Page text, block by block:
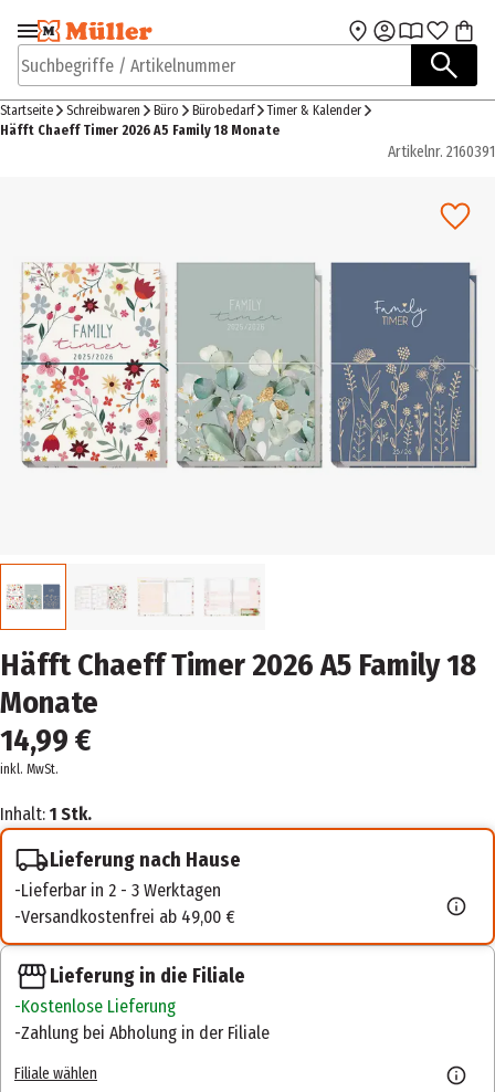
Zur Navigation
springen
Zum Hauptinhalt
Suchbegriffe / Artikelnummer
Startseite Schreibwaren Büro Bürobedarf
Timer & Kalender
Häfft Chaeff Timer 2026 A5 Family 18 Monate
Artikelnr. 2160391
Häfft Chaeff Timer 2026 A5 Family 18
Monate
14,99 €
inkl. MwSt.
Inhalt: 1 Stk.
Lieferung nach Hause
Lieferbar in 2 - 3 Werktagen
Versandkostenfrei ab 49,00 €
Lieferung in die Filiale
Kostenlose Lieferung
Zahlung bei Abholung in der Filiale
Filiale wählen